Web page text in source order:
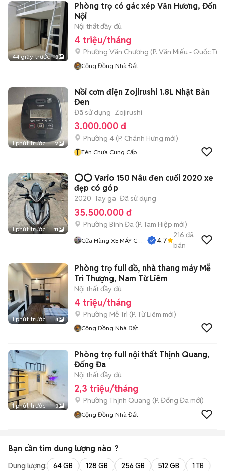
44 giây trước 3
Phòng trọ có gác xép Văn Hương, Đống
Nội
Nội thất đầy đủ
4 triệu/tháng
Phường Văn Chương (P. Văn Miếu - Quốc Tử
Cộng Đồng Nhà Đất
1 phút trước 2
Nồi cơm điện Zojirushi 1.8L Nhật Bản
Đen
Đã sử dụng Zojirushi
3.000.000 đ
Phường 4 (P. Chánh Hưng mới)
T Tên Chưa Cung Cấp
1 phút trước 11
⭕️⭕️ Vario 150 Nâu đen cuối 2020 xe
đẹp có góp
2020 Tay ga Đã sử dụng
35.500.000 đ
Phường Bình Đa (P. Tam Hiệp mới)
Cửa Hàng XE MÁY CŨ
4.7
216 đã
bán
1 phút trước 4
Phòng trọ full đồ, nhà thang máy Mễ
Trì Thượng, Nam Từ Liêm
Nội thất đầy đủ
4 triệu/tháng
Phường Mễ Trì (P. Từ Liêm mới)
Cộng Đồng Nhà Đất
1 phút trước 3
Phòng trọ full nội thất Thịnh Quang,
Đống Đa
Nội thất đầy đủ
2,3 triệu/tháng
Phường Thịnh Quang (P. Đống Đa mới)
Cộng Đồng Nhà Đất
Bạn cần tìm dung lượng nào ?
Dung lượng: 64 GB 128 GB 256 GB 512 GB 1 TB